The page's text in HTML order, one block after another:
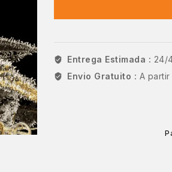
Entrega Estimada : 24/
Envio Gratuito : A